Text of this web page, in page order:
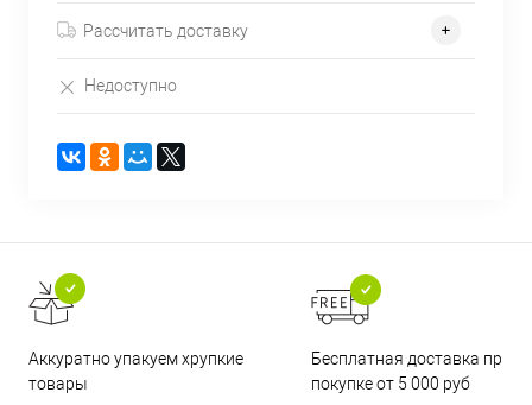
Рассчитать доставку
Недоступно
Аккуратно упакуем хрупкие
товары
Бесплатная доставка при
покупке от 5 000 руб